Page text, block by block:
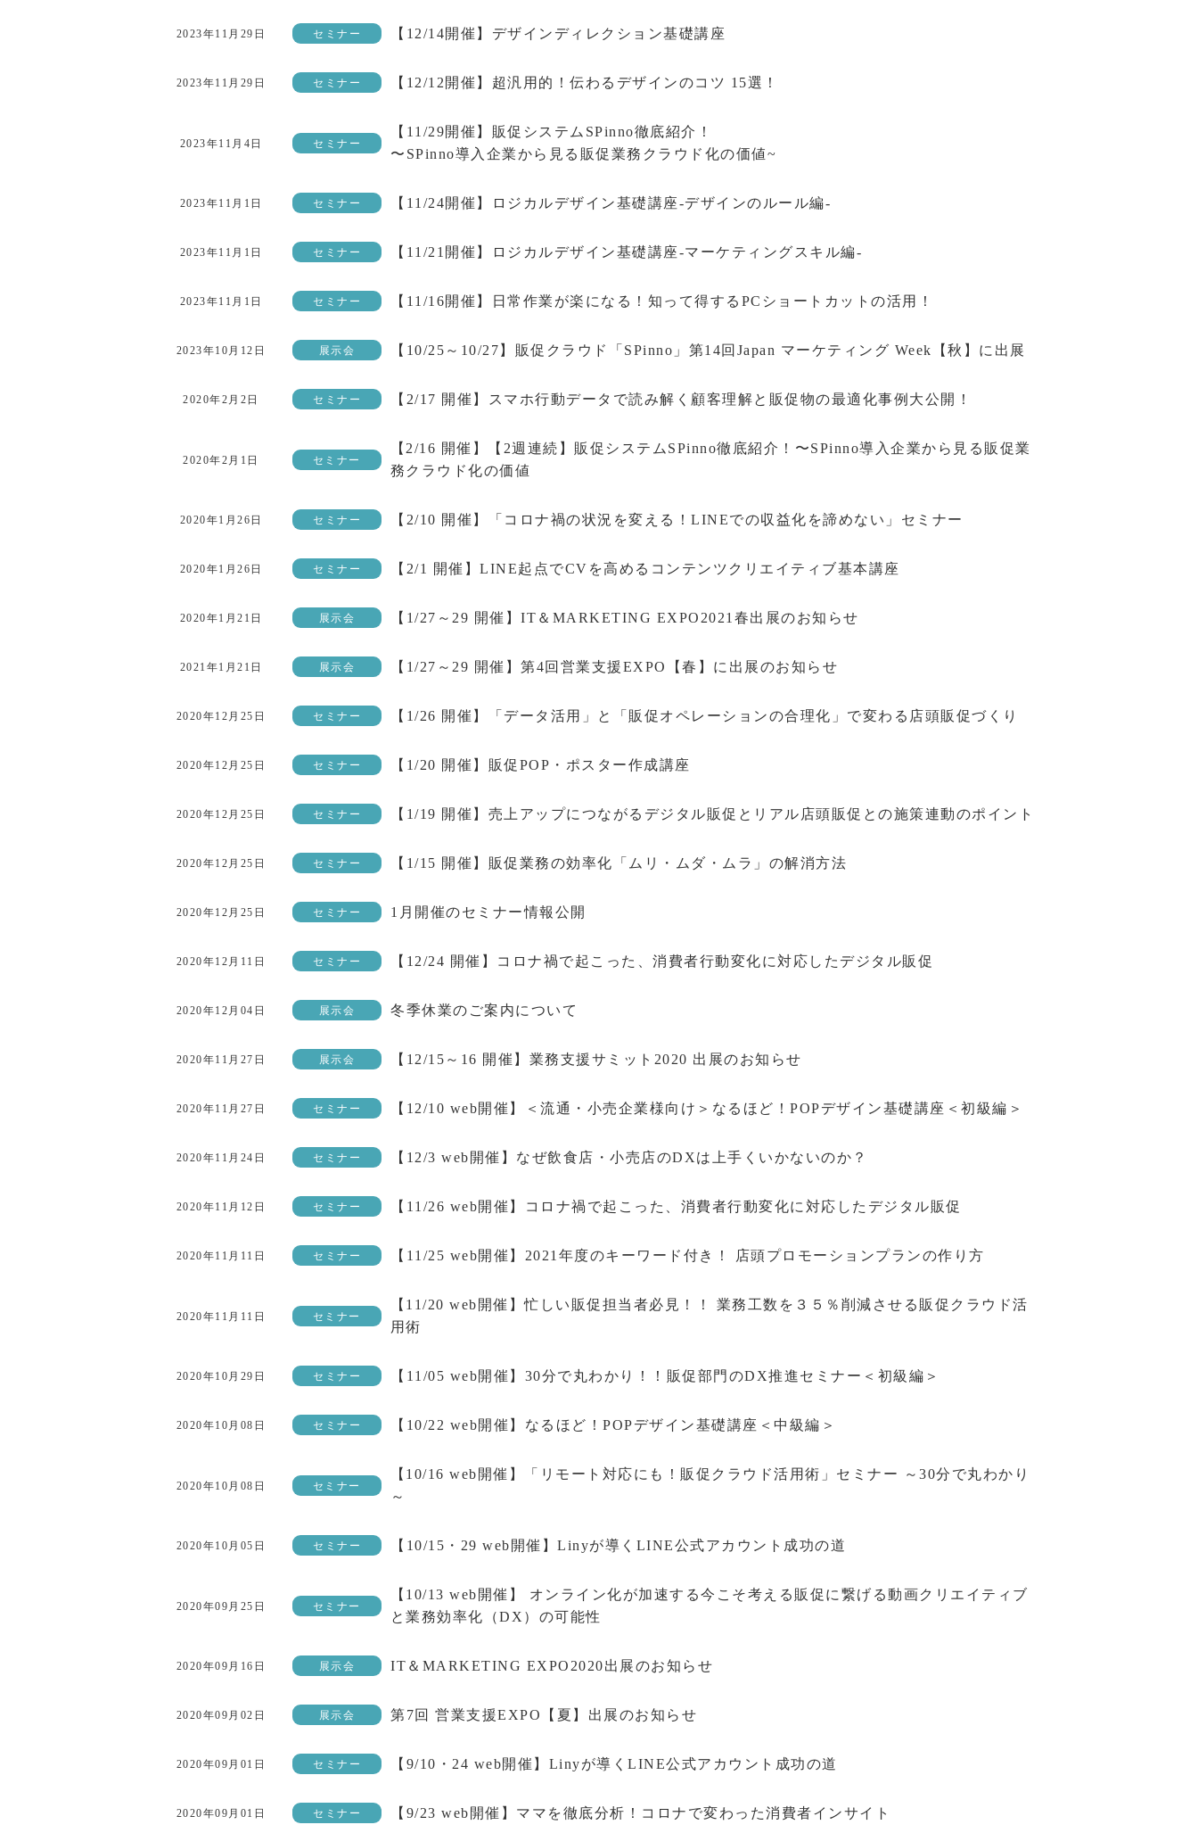
2023年11月29日 セミナー 【12/14開催】デザインディレクション基礎講座
2023年11月29日 セミナー 【12/12開催】超汎用的！伝わるデザインのコツ 15選！
2023年11月4日 セミナー
【11/29開催】販促システムSPinno徹底紹介！
〜SPinno導入企業から見る販促業務クラウド化の価値~
2023年11月1日 セミナー 【11/24開催】ロジカルデザイン基礎講座-デザインのルール編-
2023年11月1日 セミナー 【11/21開催】ロジカルデザイン基礎講座-マーケティングスキル編-
2023年11月1日 セミナー 【11/16開催】日常作業が楽になる！知って得するPCショートカットの活用！
2023年10月12日 展示会 【10/25～10/27】販促クラウド「SPinno」第14回Japan マーケティング Week【秋】に出展
2020年2月2日 セミナー 【2/17 開催】スマホ行動データで読み解く顧客理解と販促物の最適化事例大公開！
2020年2月1日 セミナー
【2/16 開催】【2週連続】販促システムSPinno徹底紹介！〜SPinno導入企業から見る販促業
務クラウド化の価値
2020年1月26日 セミナー 【2/10 開催】「コロナ禍の状況を変える！LINEでの収益化を諦めない」セミナー
2020年1月26日 セミナー 【2/1 開催】LINE起点でCVを高めるコンテンツクリエイティブ基本講座
2020年1月21日 展示会 【1/27～29 開催】IT＆MARKETING EXPO2021春出展のお知らせ
2021年1月21日 展示会 【1/27～29 開催】第4回営業支援EXPO【春】に出展のお知らせ
2020年12月25日 セミナー 【1/26 開催】「データ活用」と「販促オペレーションの合理化」で変わる店頭販促づくり
2020年12月25日 セミナー 【1/20 開催】販促POP・ポスター作成講座
2020年12月25日 セミナー 【1/19 開催】売上アップにつながるデジタル販促とリアル店頭販促との施策連動のポイント
2020年12月25日 セミナー 【1/15 開催】販促業務の効率化「ムリ・ムダ・ムラ」の解消方法
2020年12月25日 セミナー 1月開催のセミナー情報公開
2020年12月11日 セミナー 【12/24 開催】コロナ禍で起こった、消費者行動変化に対応したデジタル販促
2020年12月04日 展示会 冬季休業のご案内について
2020年11月27日 展示会 【12/15～16 開催】業務支援サミット2020 出展のお知らせ
2020年11月27日 セミナー 【12/10 web開催】＜流通・小売企業様向け＞なるほど！POPデザイン基礎講座＜初級編＞
2020年11月24日 セミナー 【12/3 web開催】なぜ飲食店・小売店のDXは上手くいかないのか？
2020年11月12日 セミナー 【11/26 web開催】コロナ禍で起こった、消費者行動変化に対応したデジタル販促
2020年11月11日 セミナー 【11/25 web開催】2021年度のキーワード付き！ 店頭プロモーションプランの作り方
2020年11月11日 セミナー
【11/20 web開催】忙しい販促担当者必見！！ 業務工数を３５％削減させる販促クラウド活
用術
2020年10月29日 セミナー 【11/05 web開催】30分で丸わかり！！販促部門のDX推進セミナー＜初級編＞
2020年10月08日 セミナー 【10/22 web開催】なるほど！POPデザイン基礎講座＜中級編＞
2020年10月08日 セミナー
【10/16 web開催】「リモート対応にも！販促クラウド活用術」セミナー ～30分で丸わかり
～
2020年10月05日 セミナー 【10/15・29 web開催】Linyが導くLINE公式アカウント成功の道
2020年09月25日 セミナー
【10/13 web開催】 オンライン化が加速する今こそ考える販促に繋げる動画クリエイティブ
と業務効率化（DX）の可能性
2020年09月16日 展示会 IT＆MARKETING EXPO2020出展のお知らせ
2020年09月02日 展示会 第7回 営業支援EXPO【夏】出展のお知らせ
2020年09月01日 セミナー 【9/10・24 web開催】Linyが導くLINE公式アカウント成功の道
2020年09月01日 セミナー 【9/23 web開催】ママを徹底分析！コロナで変わった消費者インサイト